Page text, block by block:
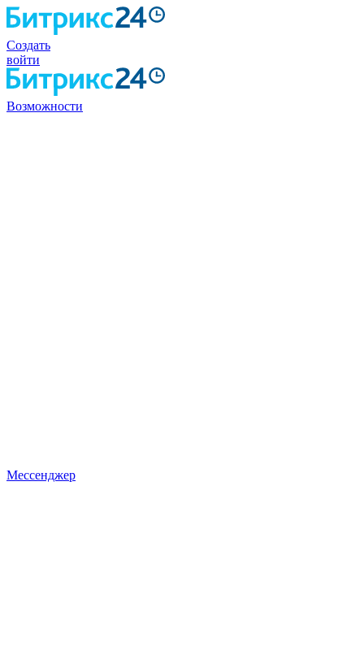
Создать
войти
Возможности
Мессенджер